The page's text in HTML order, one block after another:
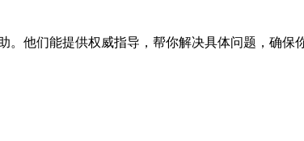
们能提供权威指导，帮你解决具体问题，确保